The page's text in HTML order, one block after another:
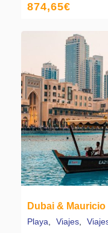
874,65€
Dubai & Mauricio
Playa Viajes